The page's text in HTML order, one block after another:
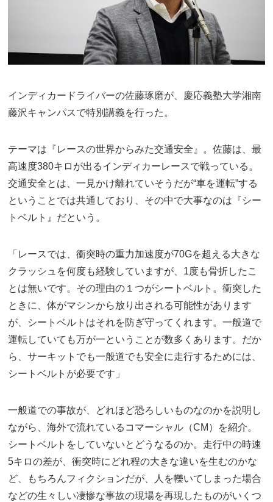
インディカードライバーの佐藤琢磨が、慶応義塾大学湘南
藤沢キャンパスで特別講義を行った。
テーマは『レースの世界からみた交通安全』。佐藤は、最
高速度380キロが出るインディカーレースで戦っている。
交通安全とは、一見かけ離れていそうだが“車を運転”する
ということでは共通しており、その中で大事なのは『シー
トベルト』だという。
「レースでは、衝突時の重力加速度が70Gを超える大きな
クラッシュを何度も経験していますが、1度も骨折したこ
とは無いです。その理由の１つがシートベルト。衝突した
ときに、体がマシンから放り出される可能性があります
が、シートベルトはそれを防ぎ守ってくれます。一般道で
運転していても万が一ということが数多くあります。だか
ら、サーキットでも一般道でも安全に走行するためには、
シートベルトが必要です」
一般道での事故が、どれほど恐ろしいものなのかを説明し
ながら、海外で流れているコマーシャル（CM）を紹介。
シートベルトをしていないとどうなるのか。走行中の時速
5キロの差が、衝突時にどれ程の大きな違いを生むのかな
ど、もちろんフィクションだが、人を轢いてしまった場合
などの生々しい凄惨な事故の現場を再現したものがいくつ